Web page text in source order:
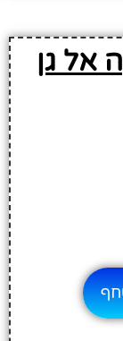
אל גן